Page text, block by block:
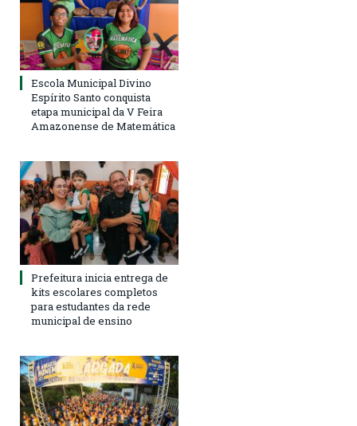
Escola Municipal Divino
Espírito Santo conquista
etapa municipal da V Feira
Amazonense de Matemática
Prefeitura inicia entrega de
kits escolares completos
para estudantes da rede
municipal de ensino